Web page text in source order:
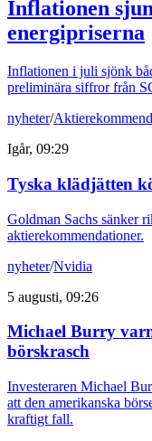
Inflationen
energipriserna
Inflationen i juli sjönk
preliminära siffror från
nyheter/
Igår, 09:29
Tyska klädjätten
Goldman Sachs sänker
aktierekommendationer.
nyheter/Nvidia
5 augusti, 09:26
Michael Burry
börskrasch
Investeraren Michael
att den amerikanska
kraftigt fall.